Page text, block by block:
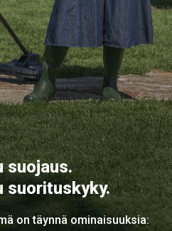
suojaus.
suorituskyky.
on täynnä ominaisuuksia: